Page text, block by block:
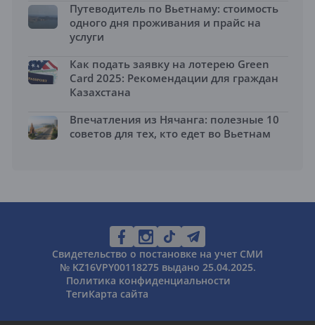
Путеводитель по Вьетнаму: стоимость
одного дня проживания и прайс на
услуги
Как подать заявку на лотерею Green
Card 2025: Рекомендации для граждан
Казахстана
Впечатления из Нячанга: полезные 10
советов для тех, кто едет во Вьетнам
Свидетельство о постановке на учет СМИ
№ KZ16VPY00118275 выдано 25.04.2025.
Политика конфиденциальности
ТегиКарта сайта